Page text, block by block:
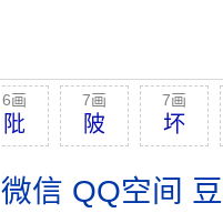
6画
阰
7画
陂
7画
坏
微信 QQ空间